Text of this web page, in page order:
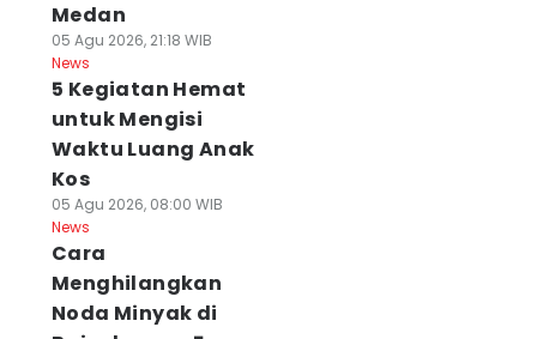
Medan
05 Agu 2026, 21:18 WIB
News
5 Kegiatan Hemat
untuk Mengisi
Waktu Luang Anak
Kos
05 Agu 2026, 08:00 WIB
News
Cara
Menghilangkan
Noda Minyak di